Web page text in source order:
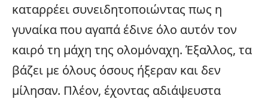
καταρρέει συνειδητοποιώντας πως η
γυναίκα που αγαπά έδινε όλο αυτόν τον
καιρό τη μάχη της ολομόναχη. Έξαλλος, τα
βάζει με όλους όσους ήξεραν και δεν
μίλησαν. Πλέον, έχοντας αδιάψευστα